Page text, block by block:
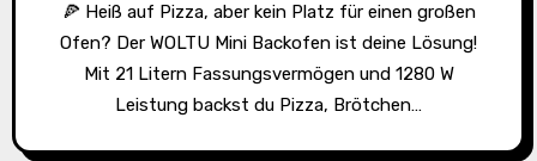
🍕 Heiß auf Pizza, aber kein Platz für einen großen
Ofen? Der WOLTU Mini Backofen ist deine Lösung!
Mit 21 Litern Fassungsvermögen und 1280 W
Leistung backst du Pizza, Brötchen…